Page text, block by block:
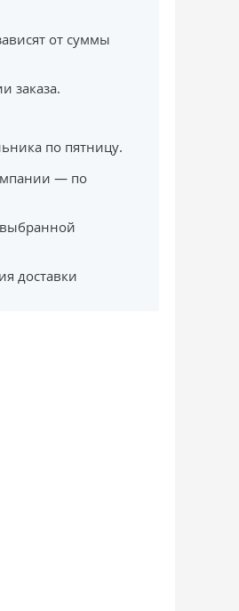
от суммы
заказа.
по пятницу.
— по
выбранной
доставки